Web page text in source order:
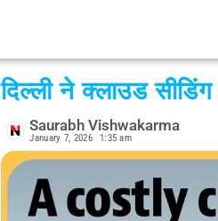
दिल्ली ने क्लाउड
Saurabh Vishwakarma
January 7, 2026 1:35 am